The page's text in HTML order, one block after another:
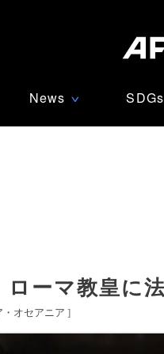
News ∨ SDGs
ローマ教皇に
・オセアニア ]